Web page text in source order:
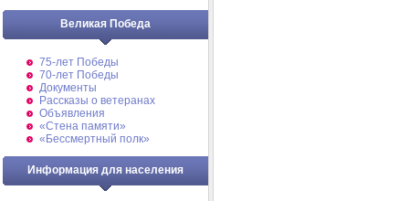
Великая Победа
75-лет Победы
70-лет Победы
Документы
Рассказы о ветеранах
Объявления
«Стена памяти»
«Бессмертный полк»
Информация для населения